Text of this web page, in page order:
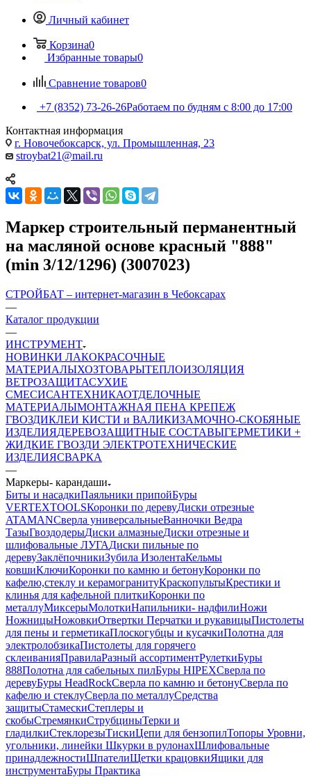
Личный кабинет
Корзина0
Избранные товары0
Сравнение товаров0
+7 (8352) 73-26-26Работаем по будням с 8:00 до 17:00
Контактная информация
г. Новочебоксарск, ул. Промышленная, 23
stroybat21@mail.ru
Маркер строительный перманентный
на масляной основе красный "888"
(min 3/12/1296) (3007023)
СТРОЙБАТ – интернет-магазин в Чебоксарах
—
Каталог продукции
—
ИНСТРУМЕНТ
НОВИНКИ ЛАКОКРАСОЧНЫЕ
МАТЕРИАЛЫХОЗТОВАРЫТЕПЛОИЗОЛЯЦИЯ
ВЕТРОЗАЩИТАСУХИЕ
СМЕСИСАНТЕХНИКАОТДЕЛОЧНЫЕ
МАТЕРИАЛЫМОНТАЖНАЯ ПЕНА КРЕПЕЖ
ГВОЗДИКЛЕИ КИСТИ и ВАЛИКИЗАМОЧНО-СКОБЯНЫЕ
ИЗДЕЛИЯДЕРЕВОЗАЩИТНЫЕ СОСТАВЫГЕРМЕТИКИ +
ЖИДКИЕ ГВОЗДИ ЭЛЕКТРОТЕХНИЧЕСКИЕ
ИЗДЕЛИЯСВАРКА
—
Маркеры- карандаши
Биты и насадкиПаяльники припойБуры
VERTEXTOOLSКоронки по деревуДиски отрезные
ATAMANСверла универсальныеВанночки Ведра
ТазыГвоздодерыДиски алмазныеДиски отрезные и
шлифовальные ЛУГАДиски пильные по
деревуЗаклёпочникиЗубила ИзолентаКельмы
ковшиКлючиКоронки по камню и бетонуКоронки по
кафелю,стеклу и керамогранитуКраскопультыКрестики и
клинья для кафельной плиткиКоронки по
металлуМиксерыМолоткиНапильники- надфилиНожи
НожницыНожовкиОтвертки Перчатки и рукавицыПистолеты
для пены и герметикаПлоскогубцы и кусачкиПолотна для
электролобзикаПистолеты для горячего
склеиванияПравилаРазный ассортиментРулеткиБуры
888Полотна для сабельных пилБуры HIPEXСверла по
деревуБуры HeadRockСверла по камню и бетонуСверла по
кафелю и стеклуСверла по металлуСредства
защитыСтамескиСтеплеры и
скобыСтремянкиСтрубциныТерки и
гладилкиСтеклорезыТискиЦепи для бензопилТопоры Уровни,
угольники, линейки Шкурки в рулонахШлифовальные
принадлежностиШпателиЩетки крацовкиЯщики для
инструментаБуры Практика